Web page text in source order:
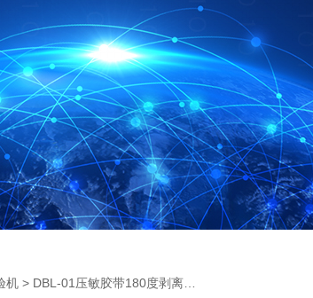
机 > DBL-01压敏胶带180度剥离强度试验机